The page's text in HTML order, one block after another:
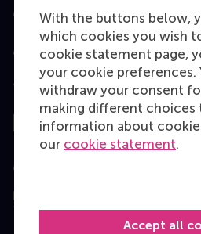
With the buttons below,
which cookies you wish
cookie statement page,
your cookie preferences.
withdraw your consent
making different choices
information about
our cookie statement.
Accept all
Accredited by
Top ranked
Assessed by